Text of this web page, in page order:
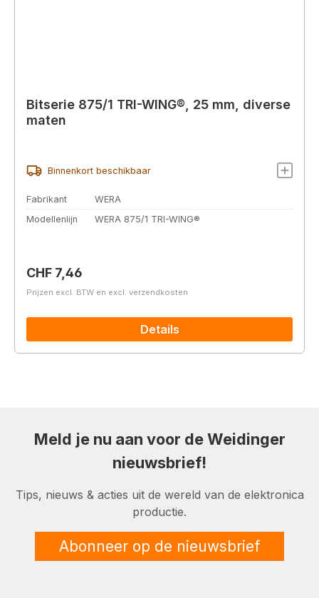
Bitserie 875/1 TRI-WING®, 25 mm, diverse
maten
Binnenkort beschikbaar
Fabrikant
WERA
Modellenlijn
WERA 875/1 TRI-WING®
Normale prijs:
CHF 7,46
Prijzen excl. BTW en excl. verzendkosten
Details
Meld je nu aan voor de Weidinger
nieuwsbrief!
Tips, nieuws & acties uit de wereld van de elektronica
productie.
Abonneer op de nieuwsbrief